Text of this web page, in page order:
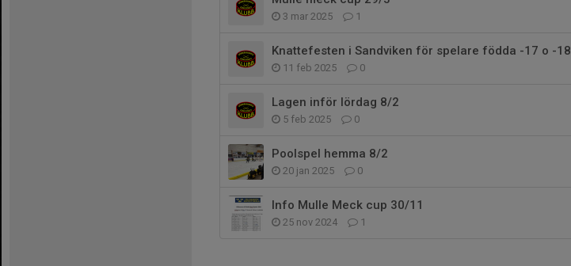
3 mar 2025 1
Knattefesten i Sandviken för spelare födda -17 o -18
11 feb 2025 0
Lagen inför lördag 8/2
5 feb 2025 0
Poolspel hemma 8/2
20 jan 2025 0
Info Mulle Meck cup 30/11
25 nov 2024 1